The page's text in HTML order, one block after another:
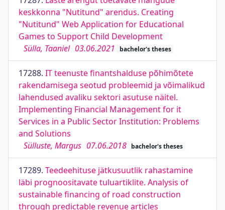
keskkonna "Nutitund" arendus. Creating
"Nutitund" Web Application for Educational
Games to Support Child Development
Sülla, Taaniel 03.06.2021 bachelor's theses
17288. IT teenuste finantshalduse põhimõtete
rakendamisega seotud probleemid ja võimalikud
lahendused avaliku sektori asutuse näitel.
Implementing Financial Management for it
Services in a Public Sector Institution: Problems
and Solutions
Sülluste, Margus 07.06.2018 bachelor's theses
17289. Teedeehituse jätkusuutlik rahastamine
läbi prognoositavate tuluartiklite. Analysis of
sustainable financing of road construction
through predictable revenue articles